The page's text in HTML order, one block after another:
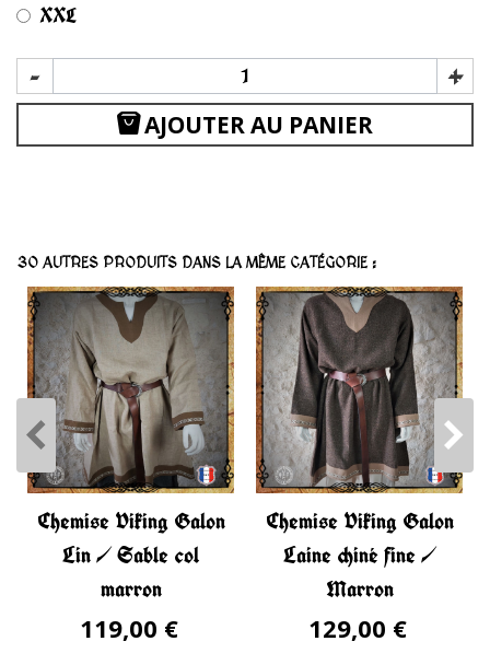
XXL
- +
AJOUTER AU PANIER
30 AUTRES PRODUITS DANS LA MÊME CATÉGORIE :
Chemise Viking Galon
Lin / Sable col
marron
119,00 €
Chemise Viking Galon
Laine chiné fine /
Marron
129,00 €